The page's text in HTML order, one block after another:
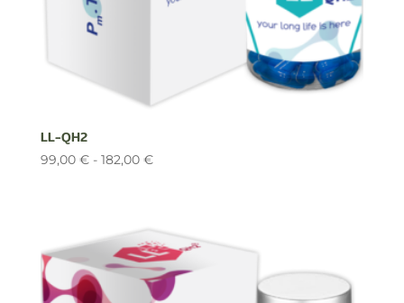
LL-QH2
99,00 € - 182,00 €Rango
99,00 €
hasta
182,00 €